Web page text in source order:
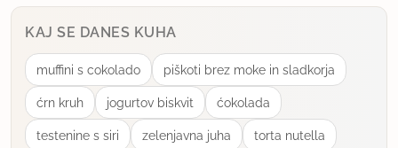
KAJ SE DANES KUHA
muffini s cokolado piškoti brez moke in sladkorja
ćrn kruh jogurtov biskvit ćokolada
testenine s siri zelenjavna juha torta nutella